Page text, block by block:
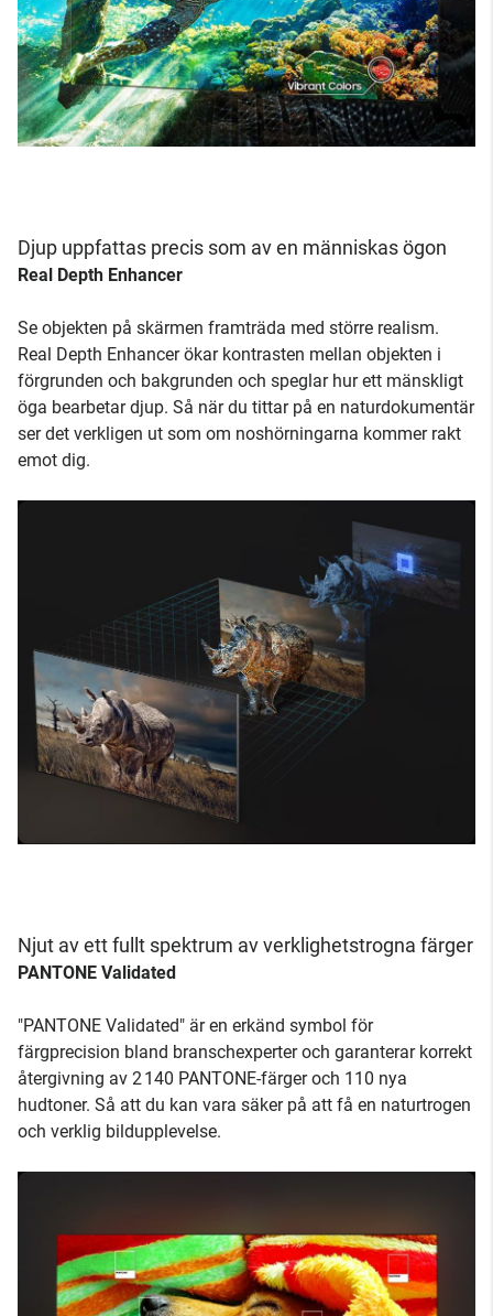
Djup uppfattas precis som av en människas ögon
Real Depth Enhancer
Se objekten på skärmen framträda med större realism.
Real Depth Enhancer ökar kontrasten mellan objekten i
förgrunden och bakgrunden och speglar hur ett mänskligt
öga bearbetar djup. Så när du tittar på en naturdokumentär
ser det verkligen ut som om noshörningarna kommer rakt
emot dig.
Njut av ett fullt spektrum av verklighetstrogna färger
PANTONE Validated
"PANTONE Validated" är en erkänd symbol för
färgprecision bland branschexperter och garanterar korrekt
återgivning av 2 140 PANTONE-färger och 110 nya
hudtoner. Så att du kan vara säker på att få en naturtrogen
och verklig bildupplevelse.